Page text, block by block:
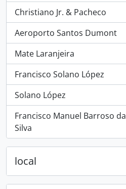
Christiano Jr. & Pacheco
, 10 resultados
Aeroporto Santos Dumont
, 8 resultados
Mate Laranjeira
, 6 resultados
Francisco Solano López
, 3 resultados
Solano López
, 3 resultados
Francisco Manuel Barroso da
Silva
, 2 resultados
local